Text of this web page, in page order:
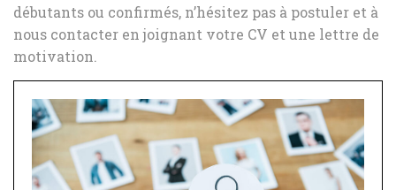
Nos partenaires
Recrutement
Accompagnement à la création d’entreprise
Gestion sociale
Juridique d’entreprise
L’évaluation des entreprises
L’accompagnement en matière de durabilité
Échéanciers
Simulateurs
débutants ou confirmés, n’hésitez pas à postuler et à
nous contacter en joignant votre CV et une lettre de
motivation.